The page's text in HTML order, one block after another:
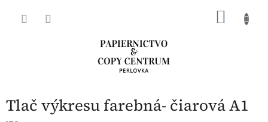
Tlač výkresu farebná- čiarová A1